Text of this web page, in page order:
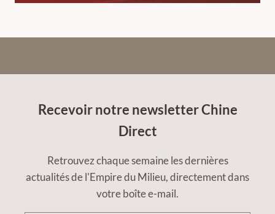
Recevoir notre newsletter Chine
Direct
Retrouvez chaque semaine les dernières
actualités de l'Empire du Milieu, directement dans
votre boîte e-mail.